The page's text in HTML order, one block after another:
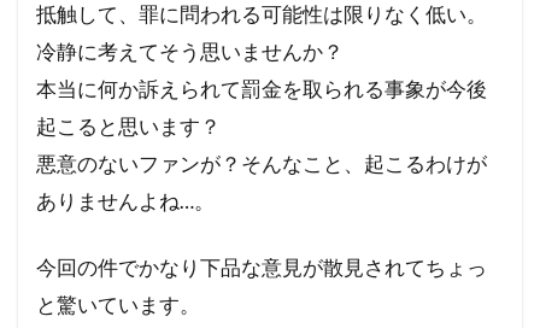
抵触して、罪に問われる可能性は限りなく低い。
冷静に考えてそう思いませんか？
本当に何か訴えられて罰金を取られる事象が今後
起こると思います？
悪意のないファンが？そんなこと、起こるわけが
ありませんよね…。
今回の件でかなり下品な意見が散見されてちょっ
と驚いています。